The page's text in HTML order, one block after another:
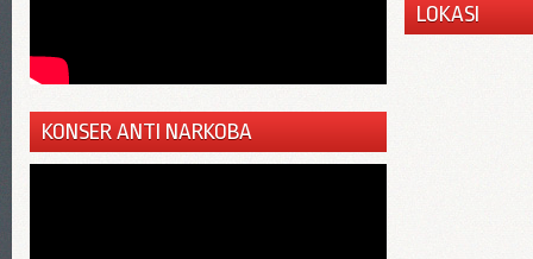
KONSER ANTI NARKOBA
LOKASI